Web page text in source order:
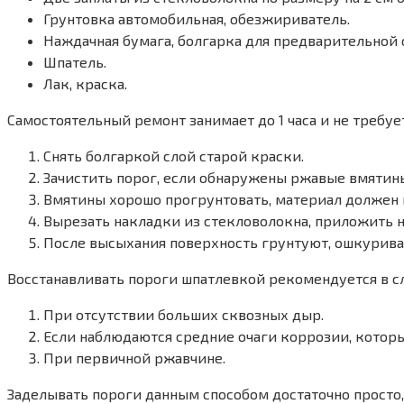
Грунтовка автомобильная, обезжириватель.
Наждачная бумага, болгарка для предварительной
Шпатель.
Лак, краска.
Самостоятельный ремонт занимает до 1 часа и не
Снять болгаркой слой старой краски.
Зачистить порог, если обнаружены ржавые
Вмятины хорошо прогрунтовать, материал должен
Вырезать накладки из стекловолокна, приложить
После высыхания поверхность грунтуют,
Восстанавливать пороги шпатлевкой рекомендуется в
При отсутствии больших сквозных дыр.
Если наблюдаются средние очаги коррозии,
При первичной ржавчине.
Заделывать пороги данным способом достаточно